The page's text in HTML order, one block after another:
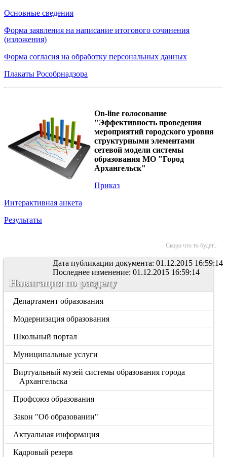
Основные сведения
Форма заявления на написание итогового сочинения
(изложения)
Форма согласия на обработку персональных данных
Плакаты Рособрнадзора
On-line голосование
"Эффективность проведения
мероприятий городского уровня
структурными элементами
сетевой модели системы
образования МО "Город
Архангельск"
Приказ
Интерактивная анкета
Результаты
Скоро что то будет...
Дата публикации документа: 01.12.2015 16:59:14
Последнее изменение: 01.12.2015 16:59:14
Навигация по разделу
Департамент образования
Модернизация образования
Школьный портал
Муниципальные услуги
Виртуальный музей системы образования города
Архангельска
Профсоюз образования
Закон "Об образовании"
Актуальная информация
Кадровый резерв